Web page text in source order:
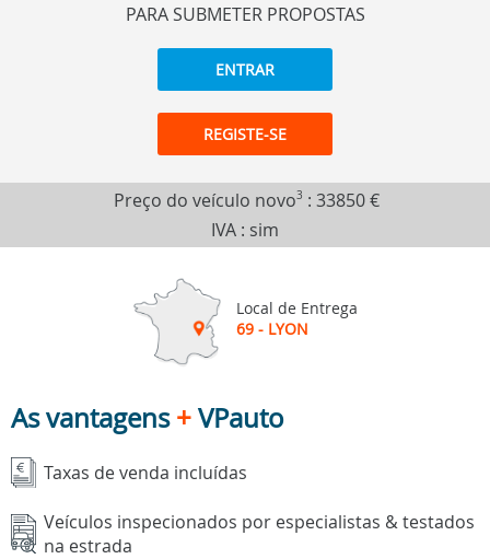
PARA SUBMETER PROPOSTAS
ENTRAR
REGISTE-SE
Preço do veículo novo3 : 33850 €
IVA : sim
Local de Entrega
69 - LYON
As vantagens+VPauto
Taxas de venda incluídas
Veículos inspecionados por especialistas & testados
na estrada